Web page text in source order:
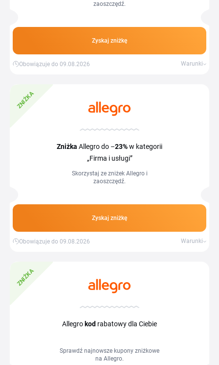
zaoszczędź.
Zyskaj zniżkę
Obowiązuje do 09.08.2026 Warunki
ZNIŻKA
Zniżka Allegro do –23%w kategorii
„Firma i usługi”
Skorzystaj ze zniżek Allegro i
zaoszczędź.
Zyskaj zniżkę
Obowiązuje do 09.08.2026 Warunki
ZNIŻKA
Allegro kod rabatowy dla Ciebie
Sprawdź najnowsze kupony zniżkowe
na Allegro.